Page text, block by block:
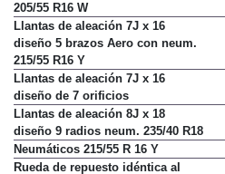
205/55 R16 W
Llantas de aleación 7J x 16
diseño 5 brazos Aero con neum.
215/55 R16 Y
Llantas de aleación 7J x 16
diseño de 7 orificios
Llantas de aleación 8J x 18
diseño 9 radios neum. 235/40 R18
Neumáticos 215/55 R 16 Y
Rueda de repuesto idéntica al